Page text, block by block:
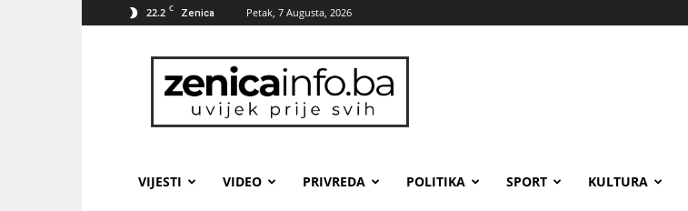
22.2 C Zenica Petak, 7 Augusta, 2026
zenicainfo.ba
VIJESTI VIDEO PRIVREDA POLITIKA SPORT KULTURA